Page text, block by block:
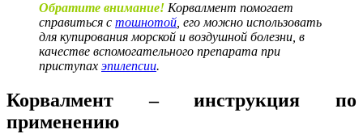
Обратите внимание! Корвалмент помогает
справиться с тошнотой, его можно использовать
для купирования морской и воздушной болезни, в
качестве вспомогательного препарата при
приступах эпилепсии.
Корвалмент – инструкция по
применению